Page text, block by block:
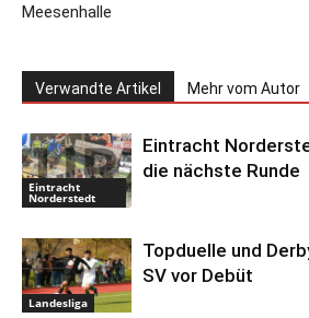
Meesenhalle
Verwandte Artikel Mehr vom Autor
Eintracht
Norderstedt
Eintracht
die nächste Runde
Landesliga
Topduelle und
SV vor Debüt